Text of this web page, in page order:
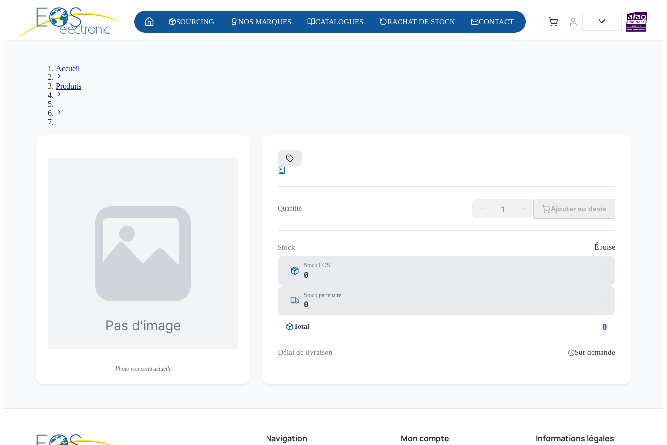
SOURCING NOS MARQUES CATALOGUES RACHAT DE STOCK CONTACT
Accueil
Produits
Photo non contractuelle
Quantité Ajouter au devis
Stock Épuisé
Stock EOS
0
Stock partenaire
0
Total 0
Délai de livraison Sur demande
Navigation Mon compte Informations légales